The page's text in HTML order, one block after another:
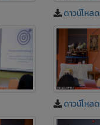
ดาวน์โหลด
ดาวน์โหลด